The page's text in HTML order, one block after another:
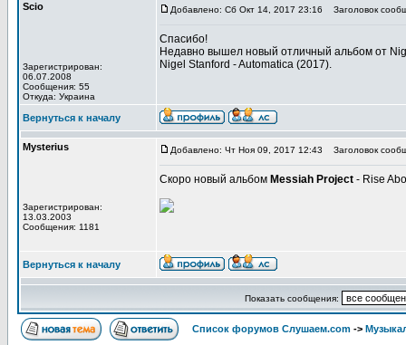
Scio
Зарегистрирован:
06.07.2008
Сообщения: 55
Откуда: Украина
Добавлено: Сб Окт 14, 2017 23:16 Заголовок
Спасибо!
Недавно вышел новый отличный альбом от
Nigel Stanford - Automatica (2017).
Вернуться к началу
Mysterius
Зарегистрирован:
13.03.2003
Сообщения: 1181
Добавлено: Чт Ноя 09, 2017 12:43 Заголовок
Скоро новый альбом Messiah Project - Rise
Вернуться к началу
Показать сообщения:
Список форумов Слушаем.com ->